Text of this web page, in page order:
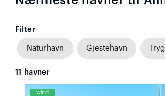
Filter
Naturhavn Gjestehavn
11 havner
Wind